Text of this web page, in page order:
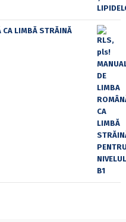
LIMBĂ STRĂINĂ